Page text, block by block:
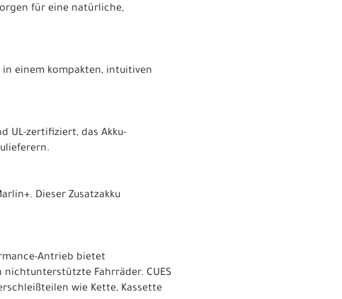
für eine natürliche,
einem kompakten, intuitiven
UL-zertifiziert, das Akku-
Dieser Zusatzakku
Antrieb bietet
nichtunterstützte Fahrräder. CUES
wie Kette, Kassette